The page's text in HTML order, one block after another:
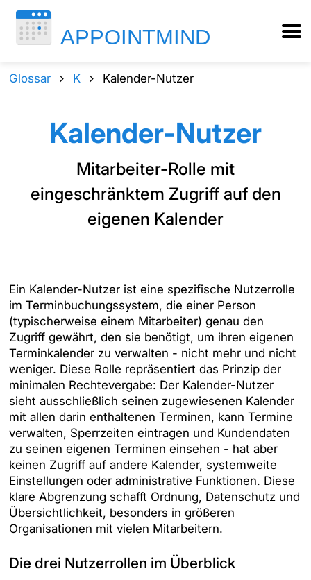
Glossar K Kalender-Nutzer
Kalender-Nutzer
Mitarbeiter-Rolle mit
eingeschränktem Zugriff auf den
eigenen Kalender
Ein Kalender-Nutzer ist eine spezifische Nutzerrolle
im Terminbuchungssystem, die einer Person
(typischerweise einem Mitarbeiter) genau den
Zugriff gewährt, den sie benötigt, um ihren eigenen
Terminkalender zu verwalten - nicht mehr und nicht
weniger. Diese Rolle repräsentiert das Prinzip der
minimalen Rechtevergabe: Der Kalender-Nutzer
sieht ausschließlich seinen zugewiesenen Kalender
mit allen darin enthaltenen Terminen, kann Termine
verwalten, Sperrzeiten eintragen und Kundendaten
zu seinen eigenen Terminen einsehen - hat aber
keinen Zugriff auf andere Kalender, systemweite
Einstellungen oder administrative Funktionen. Diese
klare Abgrenzung schafft Ordnung, Datenschutz und
Übersichtlichkeit, besonders in größeren
Organisationen mit vielen Mitarbeitern.
Die drei Nutzerrollen im Überblick